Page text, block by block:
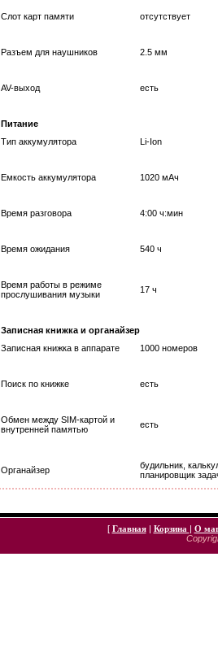
Слот карт памяти отсутствует
Разъем для наушников 2.5 мм
AV-выход есть
Питание
Тип аккумулятора
Li-Ion
Емкость аккумулятора 1020 мАч
Время разговора 4:00 ч:мин
Время ожидания 540 ч
Время работы в режиме
прослушивания музыки
17 ч
Записная книжка и органайзер
Записная книжка в аппарате
1000 номеров
Поиск по книжке есть
Обмен между SIM-картой и
внутренней памятью
есть
Органайзер
будильник,
планировщик
[ Главная| Корзина | О